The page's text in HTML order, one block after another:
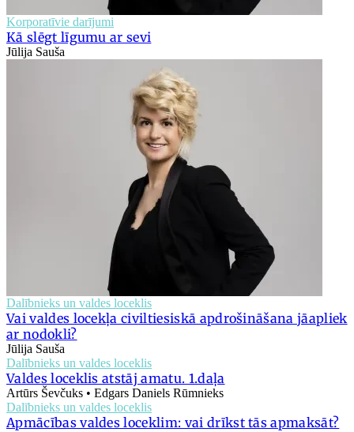
Korporatīvie darījumi
Kā slēgt līgumu ar sevi
Jūlija Sauša
Dalībnieks un valdes loceklis
Vai valdes locekļa civiltiesiskā apdrošināšana jāapliek
ar nodokli?
Jūlija Sauša
Dalībnieks un valdes loceklis
Valdes loceklis atstāj amatu. 1.daļa
Artūrs Ševčuks • Edgars Daniels Rūmnieks
Dalībnieks un valdes loceklis
Apmācības valdes loceklim: vai drīkst tās apmaksāt?